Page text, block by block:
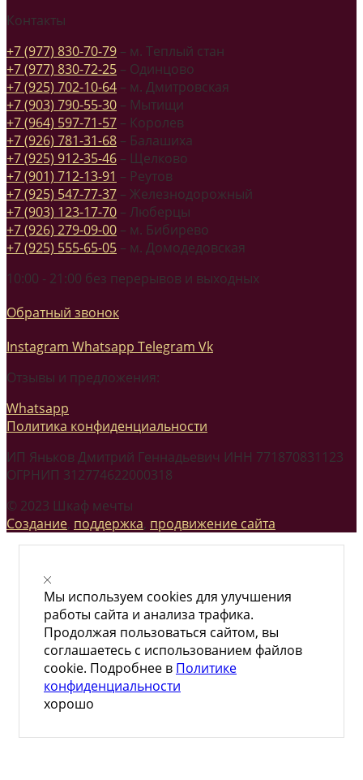
Контакты
+7 (977) 830-70-79 – м. Теплый стан
+7 (977) 830-72-25 – Одинцово
+7 (925) 702-10-64 – м. Дмитровская
+7 (903) 790-55-30 – Мытищи
+7 (964) 597-71-57 – Королев
+7 (926) 781-31-68 – Балашиха
+7 (925) 912-35-46 – Щелково
+7 (901) 712-13-91 – Реутов
+7 (925) 547-77-37 – Железнодорожный
+7 (903) 123-17-70 – Люберцы
+7 (926) 279-09-00 – м. Бибирево
+7 (925) 555-65-05 – м. Домодедовская
10:00 - 21:00 без перерывов и выходных
Обратный звонок
Instagram Whatsapp Telegram Vk
Отзывы и предложения:
Whatsapp
Политика конфиденциальности
ИП Яньков Дмитрий Геннадьевич ИНН 771870831123
ОГРНИП 312774622000318
© 2023 Шкаф мечты
Создание, поддержка, продвижение сайта
Мы используем cookies для улучшения
работы сайта и анализа трафика.
Продолжая пользоваться сайтом, вы
соглашаетесь с использованием файлов
cookie. Подробнее в Политике
конфиденциальности
хорошо